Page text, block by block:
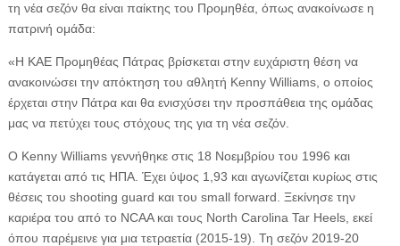
τη νέα σεζόν θα είναι παίκτης του Προμηθέα, όπως ανακοίνωσε η
πατρινή ομάδα:
«Η ΚΑΕ Προμηθέας Πάτρας βρίσκεται στην ευχάριστη θέση να
ανακοινώσει την απόκτηση του αθλητή Kenny Williams, ο οποίος
έρχεται στην Πάτρα και θα ενισχύσει την προσπάθεια της ομάδας
μας να πετύχει τους στόχους της για τη νέα σεζόν.
Ο Kenny Williams γεννήθηκε στις 18 Νοεμβρίου του 1996 και
κατάγεται από τις ΗΠΑ. Έχει ύψος 1,93 και αγωνίζεται κυρίως στις
θέσεις του shooting guard και του small forward. Ξεκίνησε την
καριέρα του από το NCAA και τους North Carolina Tar Heels, εκεί
όπου παρέμεινε για μια τετραετία (2015-19). Τη σεζόν 2019-20